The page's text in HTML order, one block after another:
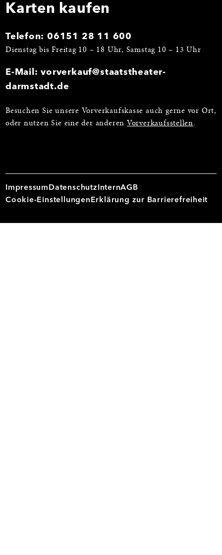
Karten kaufen
Telefon:06151 28 11 600
Dienstag bis Freitag 10 – 18 Uhr, Samstag 10 – 13 Uhr
E-Mail:vorverkauf@staatstheater-
darmstadt.de
Besuchen Sie unsere Vorverkaufskasse auch gerne vor Ort,
oder nutzen Sie eine der anderen Vorverkaufsstellen.
Impressum Datenschutz InternAGB
Cookie-Einstellungen Erklärung zur Barrierefreiheit